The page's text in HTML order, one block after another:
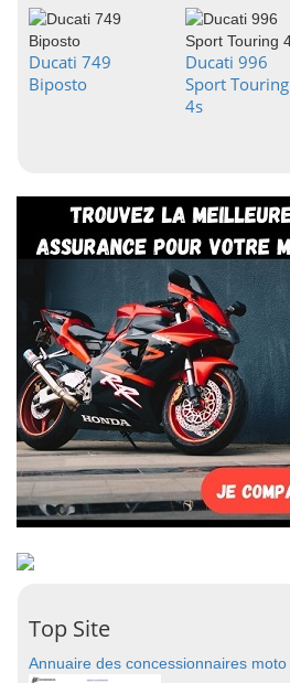
Ducati 749
Biposto
Ducati 996
Sport Touring
4s
Top Site
Annuaire des concessionnaires moto